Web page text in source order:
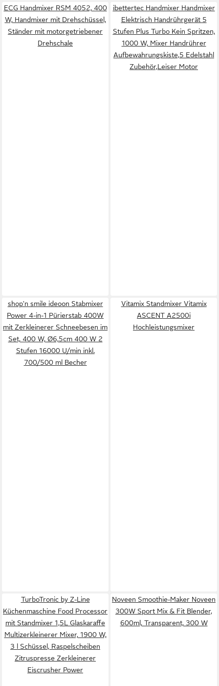
ECG Handmixer RSM 4052, 400
W, Handmixer mit Drehschüssel,
Ständer mit motorgetriebener
Drehschale
ibettertec Handmixer Handmixer
Elektrisch Handrührgerät 5
Stufen Plus Turbo Kein Spritzen,
1000 W, Mixer Handrührer
Aufbewahrungskiste,5 Edelstahl
Zubehör,Leiser Motor
shop'n smile ideoon Stabmixer
Power 4-in-1 Pürierstab 400W
mit Zerkleinerer Schneebesen im
Set, 400 W, Ø6,5cm 400 W 2
Stufen 16000 U/min inkl.
700/500 ml Becher
Vitamix Standmixer Vitamix
ASCENT A2500i
Hochleistungsmixer
TurboTronic by Z-Line
Küchenmaschine Food Processor
mit Standmixer 1,5L Glaskaraffe
Multizerkleinerer Mixer, 1900 W,
3 l Schüssel, Raspelscheiben
Zitruspresse Zerkleinerer
Eiscrusher Power
Noveen Smoothie-Maker Noveen
300W Sport Mix & Fit Blender,
600ml, Transparent, 300 W